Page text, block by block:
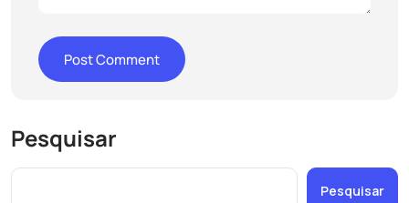
Pesquisar
Pesquisar